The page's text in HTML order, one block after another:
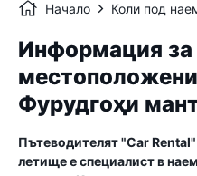
Начало Коли под
Информация за
Фурудгоҳи
Пътеводителят "Car Rental"
летищее специалист в